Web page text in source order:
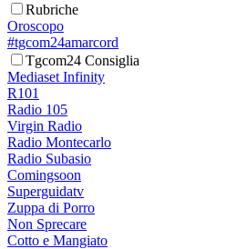
Rubriche
Oroscopo
#tgcom24amarcord
Tgcom24 Consiglia
Mediaset Infinity
R101
Radio 105
Virgin Radio
Radio Montecarlo
Radio Subasio
Comingsoon
Superguidatv
Zuppa di Porro
Non Sprecare
Cotto e Mangiato